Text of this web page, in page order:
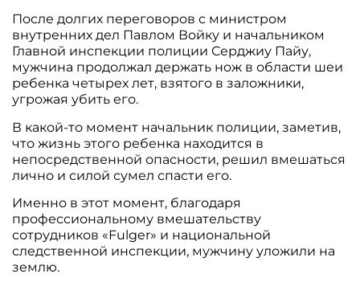
После долгих переговоров с министром
внутренних дел Павлом Войку и начальником
Главной инспекции полиции Серджиу Пайу,
мужчина продолжал держать нож в области шеи
ребенка четырех лет, взятого в заложники,
угрожая убить его.
В какой-то момент начальник полиции, заметив,
что жизнь этого ребенка находится в
непосредственной опасности, решил вмешаться
лично и силой сумел спасти его.
Именно в этот момент, благодаря
профессиональному вмешательству
сотрудников «Fulger» и национальной
следственной инспекции, мужчину уложили на
землю.